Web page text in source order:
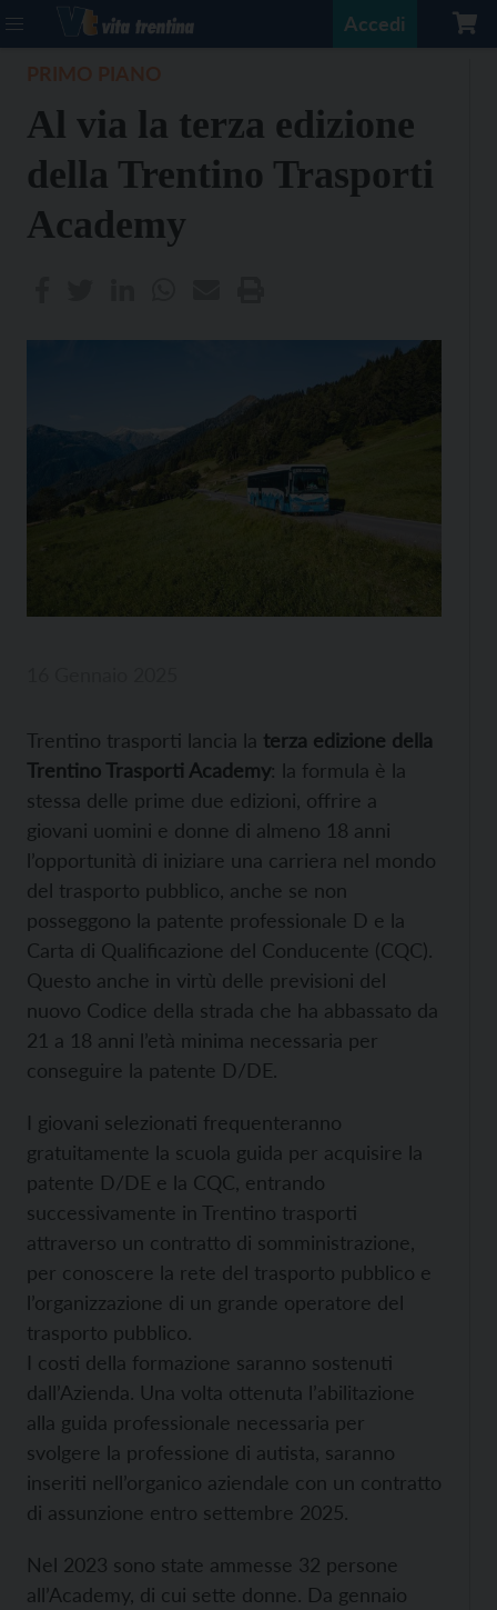
Accedi
Al via la terza edizione
della Trentino Trasporti
Academy
Trentino trasporti lancia la terza edizione della
Trentino Trasporti Academy: la formula è la
stessa delle prime due edizioni, offrire a
giovani uomini e donne di almeno 18 anni
l’opportunità di iniziare una carriera nel mondo
del trasporto pubblico, anche se non
posseggono la patente professionale D e la
Carta di Qualificazione del Conducente (CQC).
Questo anche in virtù delle previsioni del
nuovo Codice della strada che ha abbassato da
21 a 18 anni l’età minima necessaria per
conseguire la patente D/DE.
I giovani selezionati frequenteranno
gratuitamente la scuola guida per acquisire la
patente D/DE e la CQC, entrando
successivamente in Trentino trasporti
attraverso un contratto di somministrazione,
per conoscere la rete del trasporto pubblico e
l’organizzazione di un grande operatore del
trasporto pubblico.
I costi della formazione saranno sostenuti
dall’Azienda. Una volta ottenuta l’abilitazione
alla guida professionale necessaria per
svolgere la professione di autista, saranno
inseriti nell’organico aziendale con un contratto
di assunzione entro settembre 2025.
Nel 2023 sono state ammesse 32 persone
all’Academy, di cui sette donne. Da gennaio